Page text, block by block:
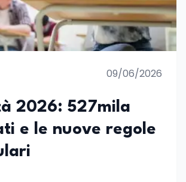
09/06/2026
2026: 527mila
e le nuove regole